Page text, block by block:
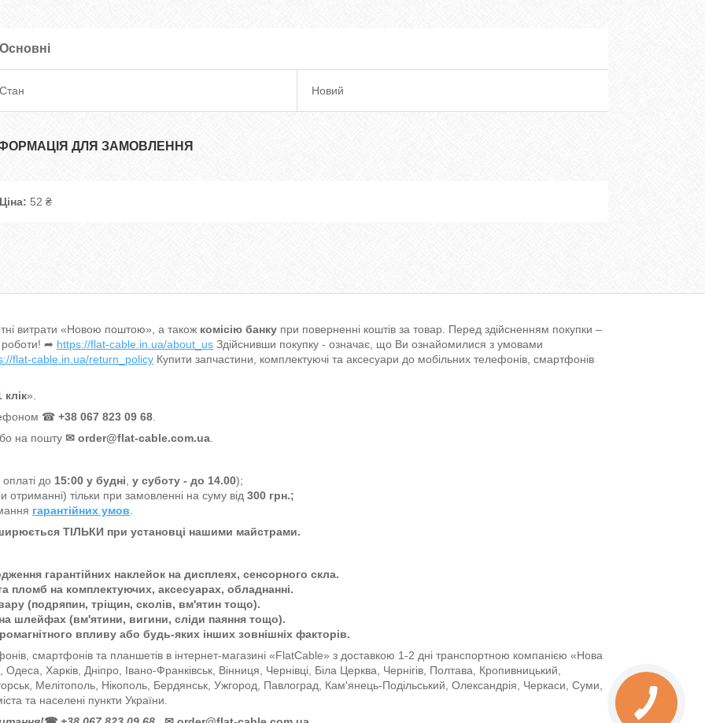
Основні
Стан Новий
ДЛЯ ЗАМОВЛЕННЯ
Ціна: 52 ₴
витрати «Новою поштою», а також комісію банку при поверненні коштів за товар. Перед здійсненням покупки –
роботи! ➦ https://flat-cable.in.ua/about_us Здійснивши покупку - означає, що Ви ознайомилися з умовами
flat-cable.in.ua/return_policy Купити запчастини, комплектуючі та аксесуари до мобільних телефонів, смартфонів
».
☎ +38 067 823 09 68
на пошту ✉ order@flat-cable.com.ua
до 15:00 у будні у суботу - до 14.00);
отриманні) тільки при замовленні на суму від 300 грн.;
гарантійних умов
ТІЛЬКИ при установці нашими майстрами.
гарантійних наклейок на дисплеях, сенсорного скла.
пломб на комплектуючих, аксесуарах, обладнанні.
(подряпин, тріщин, сколів, вм'ятин тощо).
на шлейфах (вм'ятини, вигини, сліди паяння тощо).
впливу або будь-яких інших зовнішніх факторів.
смартфонів та планшетів в інтернет-магазині «FlatCable» з доставкою 1-2 дні транспортною компанією «Нова
Одеса, Харків, Дніпро, Івано-Франківськ, Вінниця, Чернівці, Біла Церква, Чернігів, Полтава, Кропивницький,
Мелітополь, Нікополь, Бердянськ, Ужгород, Павлоград, Кам'янець-Подільський, Олександрія, Черкаси, Суми,
та населені пункти України.